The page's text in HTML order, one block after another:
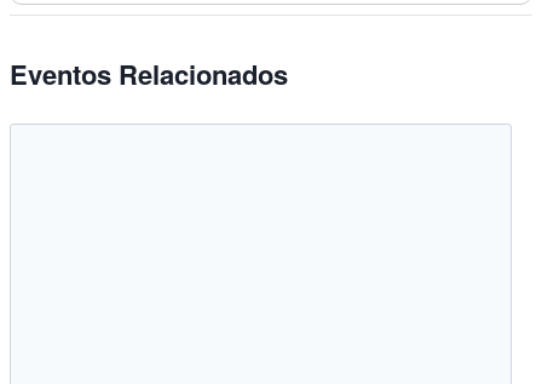
Eventos Relacionados